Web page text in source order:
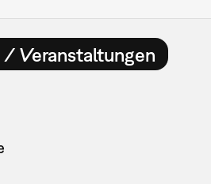
/ Veranstaltungen